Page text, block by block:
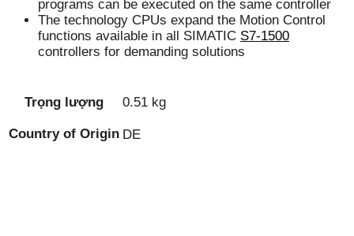
programs can be executed on the same controller
The technology CPUs expand the Motion Control
functions available in all SIMATIC S7-1500
controllers for demanding solutions
Trọng lượng 0.51 kg
Country of Origin DE